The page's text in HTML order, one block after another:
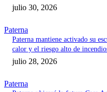
julio 30, 2026
Paterna
Paterna mantiene activado su
calor y el riesgo alto de
julio 28, 2026
Paterna